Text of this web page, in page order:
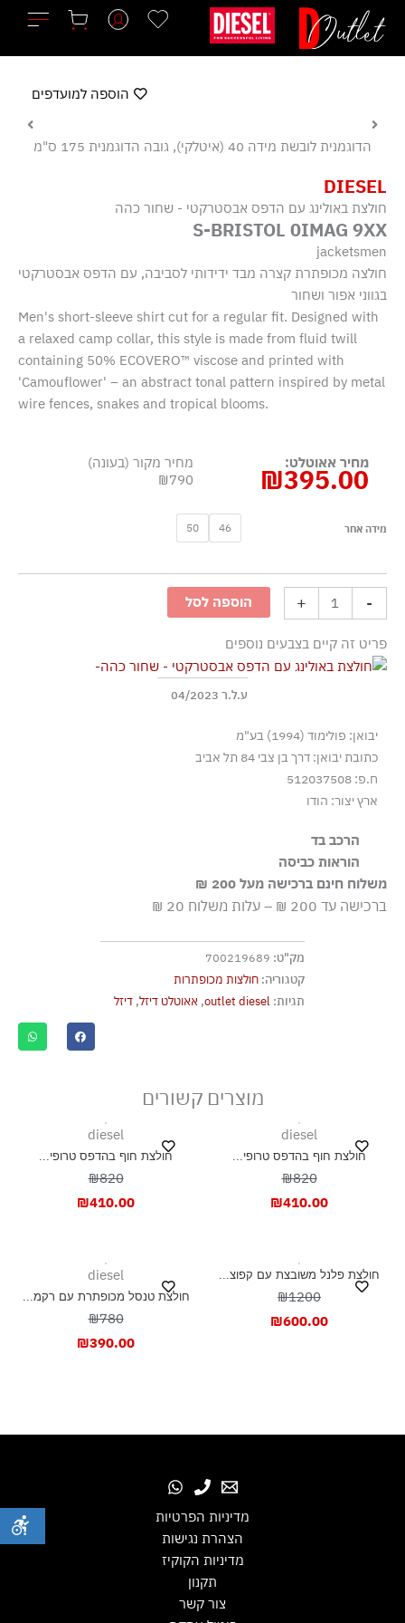
לתוכן
DIESEL
חולצת באולינג עם הדפס אבסטרקטי - שחור כהה
S-BRISTOL 0IMAG 9XX
jacketsmen
חולצה מכופתרת קצרה מבד ידידותי לסביבה, עם הדפס אבסטרקטי
בגווני אפור ושחור
Men's short-sleeve shirt cut for a regular fit. Designed with
a relaxed camp collar, this style is made from fluid twill
containing 50% ECOVERO™ viscose and printed with
'Camouflower' – an abstract tonal pattern inspired by metal
wire fences, snakes and tropical blooms.
מחיר אאוטלט:
₪395.00
מחיר מקור (בעונה)
₪790
מידה אחר 46
50
-
באולינג
עם
אבסטרקטי
-
+ הוספה לסל
פריט זה קיים בצבעים נוספים
ע.ל.ר 04/2023
יבואן: פולימוד (1994) בע"מ
כתובת יבואן: דרך בן צבי 84 תל אביב
ח.פ: 512037508
ארץ יצור: הודו
הרכב בד
100% ויסקוזה-ריון
הוראות כביסה
שטיפה ידנית
ללא חומרי הלבנה, ללא השריה
גיהוץ בחום נמוך
בגד לניקוי יבש (עדין)
אסור לייבש במכונת ייבוש
משלוח חינם ברכישה מעל 200 ₪
ברכישה עד 200 ₪ – עלות משלוח 20 ₪
מק"ט: 700219689
קטגוריה: חולצות מכופתרות
תגיות: outlet diesel
, אאוטלט דיזל, דיזל
הוספה למועדפים
הדוגמנית לובשת מידה 40 (איטלקי), גובה הדוגמנית 175 ס"מ
מוצרים קשורים
diesel
חולצת חוף בהדפס טרופי...
₪820
₪410.00
diesel
חולצת חוף בהדפס טרופי...
₪820
₪410.00
חולצת פלנל משובצת עם קפוצ...
₪1200
₪600.00
diesel
חולצת טנסל מכופתרת עם רקמ...
₪780
₪390.00
מדיניות הפרטיות
הצהרת נגישות
מדיניות הקוקיז
תקנון
צור קשר